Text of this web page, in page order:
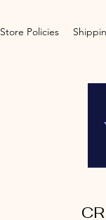
Store Policies